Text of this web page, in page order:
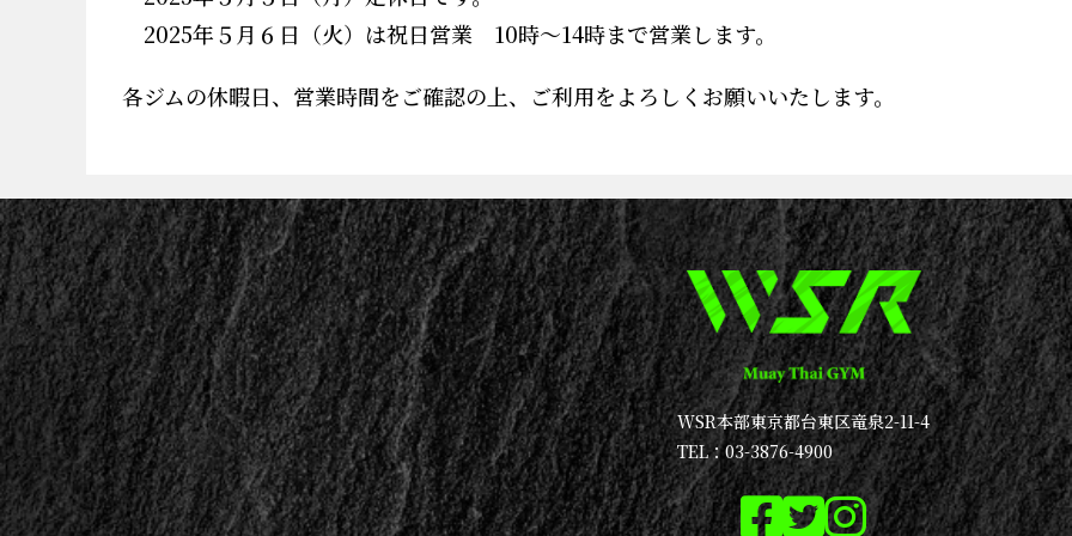
2025年５月６日（火）は祝日営業 10時～14時まで営業します。
各ジムの休暇日、営業時間をご確認の上、ご利用をよろしくお願いいたします。
WSR本部東京都台東区竜泉2-11-4
TEL：03-3876-4900